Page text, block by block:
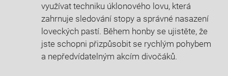
využívat techniku úklonového lovu, která
zahrnuje sledování stopy a správné nasazení‍
loveckých pastí. Během honby se⁣ ujistěte, že
jste schopni přizpůsobit se rychlým pohybem
a nepředvídatelným akcím divočáků.